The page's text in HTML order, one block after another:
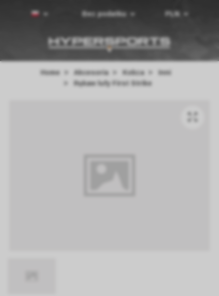
Bez podatku PLN
Home Akcesoria Kobza
Inni
Rękaw lufy First Strike